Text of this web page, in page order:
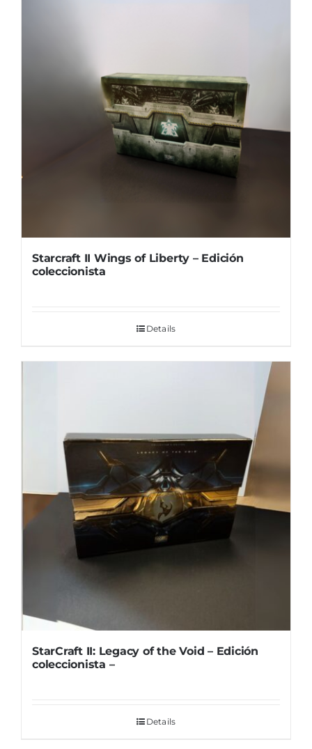
Starcraft II Wings of Liberty – Edición
coleccionista
Details
StarCraft II: Legacy of the Void – Edición
coleccionista –
Details